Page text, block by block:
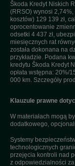
Škoda Kredyt Niskich
(RRSO) wynosi
kosztów) 129 139 zł,
oprocentowanie
odsetki 4 437 zł,
miesięcznych rat
została dokonana na
przykładzie. Podana
kredytu Škoda Kredyt
opłata wstępna: 20%/
000 km. Szczegóły
Klauzule prawne
W materiałach mogą
dodatkowego,
Systemy
technologicznych
przejęcia kontroli nad
z odpowiedzialności